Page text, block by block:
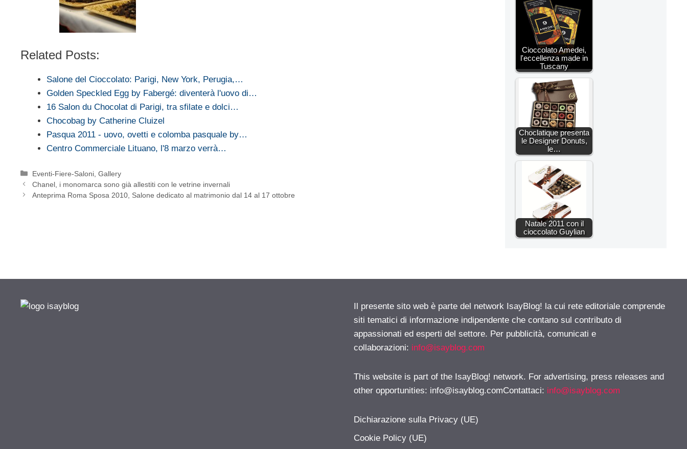
Related Posts:
Salone del Cioccolato: Parigi, New York, Perugia,…
Golden Speckled Egg by Fabergé: diventerà l'uovo di…
16 Salon du Chocolat di Parigi, tra sfilate e dolci…
Chocobag by Catherine Cluizel
Pasqua 2011 - uovo, ovetti e colomba pasquale by…
Centro Commerciale Lituano, l'8 marzo verrà…
Categorie
Eventi-Fiere-Saloni ,Gallery
Chanel, i monomarca sono già allestiti con le vetrine invernali
Anteprima Roma Sposa 2010, Salone dedicato al matrimonio dal 14 al 17 ottobre
Cioccolato Amedei,
l'eccellenza made in
Tuscany
Choclatique presenta
le Designer Donuts,
le…
Natale 2011 con il
cioccolato Guylian
Il presente sito web è parte del network IsayBlog! la cui rete editoriale comprende
siti tematici di informazione indipendente che contano sul contributo di
appassionati ed esperti del settore. Per pubblicità, comunicati e
collaborazioni: info@isayblog.com
This website is part of the IsayBlog! network. For advertising, press releases and
other opportunities: info@isayblog.comContattaci: info@isayblog.com
Dichiarazione sulla Privacy (UE)
Cookie Policy (UE)